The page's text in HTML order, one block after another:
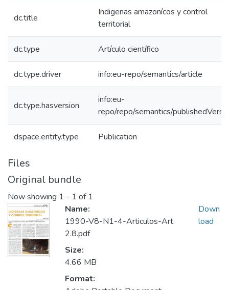
dc.title
Indigenas amazonícos y control
territorial
dc.type Artículo científico
dc.type.driver info:eu-repo/semantics/article
dc.type.hasversion
info:eu-
repo/repo/semantics/
dspace.entity.type Publication
Files
Original bundle
Now showing 1 - 1 of 1
Name:
1990-V8-N1-4-Articulos-Art
2.8.pdf
Size:
4.66 MB
Format:
Down
load